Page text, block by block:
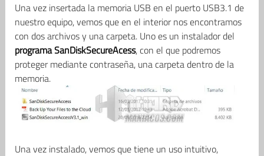
Una vez insertada la memoria USB en el puerto USB3.1 de
nuestro equipo, vemos que en el interior nos encontramos
con dos archivos y una carpeta. Uno es un instalador del
programa SanDiskSecureAcess, con el que podremos
proteger mediante contraseña, una carpeta dentro de la
memoria.
Una vez instalado, vemos que tiene un uso intuitivo,